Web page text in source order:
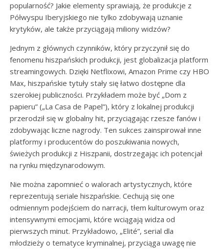
popularność? Jakie elementy sprawiają, że produkcje z
Półwyspu Iberyjskiego nie tylko zdobywają uznanie
krytyków, ale także przyciągają miliony widzów?
Jednym z głównych czynników, który przyczynił się do
fenomenu hiszpańskich produkcji, jest globalizacja platform
streamingowych. Dzięki Netflixowi, Amazon Prime czy HBO
Max, hiszpańskie tytuły stały się łatwo dostępne dla
szerokiej publiczności. Przykładem może być „Dom z
papieru” („La Casa de Papel”), który z lokalnej produkcji
przerodził się w globalny hit, przyciągając rzesze fanów i
zdobywając liczne nagrody. Ten sukces zainspirował inne
platformy i producentów do poszukiwania nowych,
świeżych produkcji z Hiszpanii, dostrzegając ich potencjał
na rynku międzynarodowym.
Nie można zapomnieć o walorach artystycznych, które
reprezentują seriale hiszpańskie. Cechują się one
odmiennym podejściem do narracji, tłem kulturowym oraz
intensywnymi emocjami, które wciągają widza od
pierwszych minut. Przykładowo, „Elité”, serial dla
młodzieży o tematyce kryminalnej, przyciąga uwagę nie